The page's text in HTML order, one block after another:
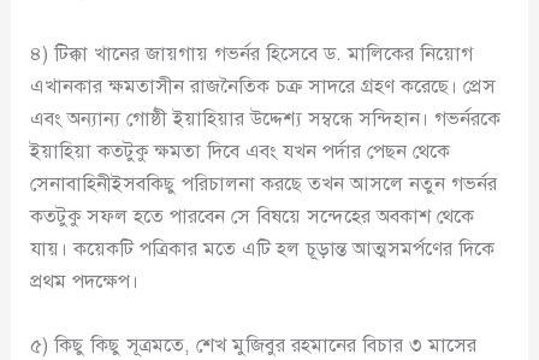
৪) টিক্কা খানের জায়গায় গভর্নর হিসেবে ড. মালিকের নিয়োগ
এখানকার ক্ষমতাসীন রাজনৈতিক চক্র সাদরে গ্রহণ করেছে। প্রেস
এবং অন্যান্য গোষ্ঠী ইয়াহিয়ার উদ্দেশ্য সম্বন্ধে সন্দিহান। গভর্নরকে
ইয়াহিয়া কতটুকু ক্ষমতা দিবে এবং যখন পর্দার পেছন থেকে
সেনাবাহিনীইসবকিছু পরিচালনা করছে তখন আসলে নতুন গভর্নর
কতটুকু সফল হতে পারবেন সে বিষয়ে সন্দেহের অবকাশ থেকে
যায়। কয়েকটি পত্রিকার মতে এটি হল চূড়ান্ত আত্মসমর্পণের দিকে
প্রথম পদক্ষেপ।
৫) কিছু কিছু সূত্রমতে, শেখ মুজিবুর রহমানের বিচার ৩ মাসের